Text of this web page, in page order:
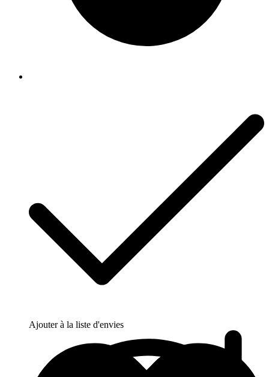
Ajouter à la liste d'envies